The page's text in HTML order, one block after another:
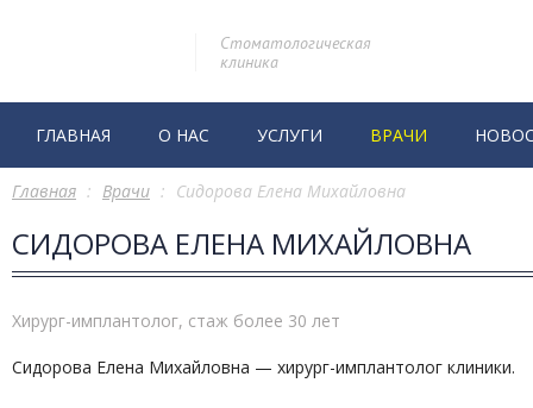
Стоматологическая
клиника
ГЛАВНАЯ О НАС УСЛУГИ ВРАЧИ
Главная : Врачи : Сидорова Елена Михайловна
СИДОРОВА ЕЛЕНА МИХАЙЛОВНА
Хирург-имплантолог, стаж более 30 лет
Сидорова Елена Михайловна — хирург-имплантолог клиники.